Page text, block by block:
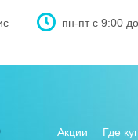
пн-пт с 9:00
Акции Где